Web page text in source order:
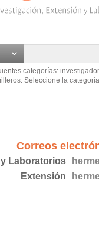
categorías:
Seleccione la
Correos
Laboratorios
Extensión